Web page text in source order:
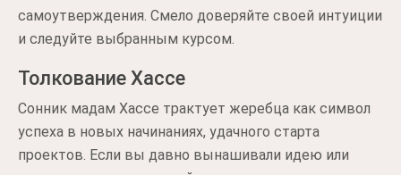
самоутверждения. Смело доверяйте своей интуиции
и следуйте выбранным курсом.
Толкование Хассе
Сонник мадам Хассе трактует жеребца как символ
успеха в новых начинаниях, удачного старта
проектов. Если вы давно вынашивали идею или